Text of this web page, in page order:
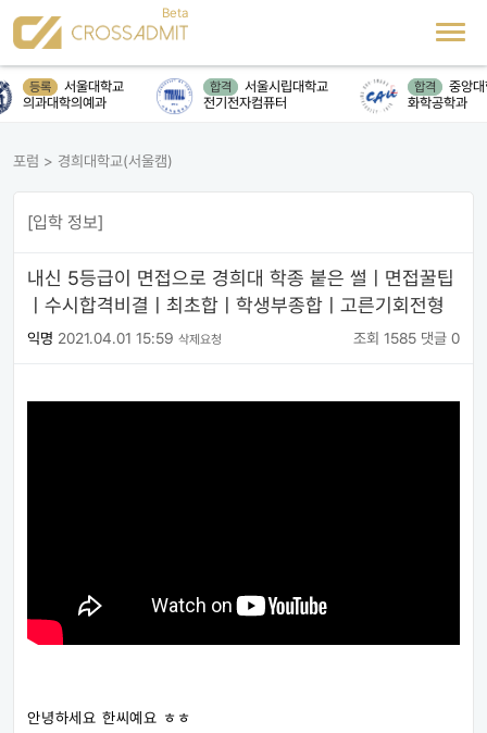
등록
서울대학교
의과대학의예과
합격
서울시립대학교
전기전자컴퓨터
합격
중앙대
화학공학과
포럼 > 경희대학교(서울캠)
[입학 정보]
내신 5등급이 면접으로 경희대 학종 붙은 썰ㅣ면접꿀팁
ㅣ수시합격비결ㅣ최초합ㅣ학생부종합ㅣ고른기회전형
익명 2021.04.01 15:59 삭제요청 조회 1585 댓글 0
안녕하세요 한씨예요 ㅎㅎ